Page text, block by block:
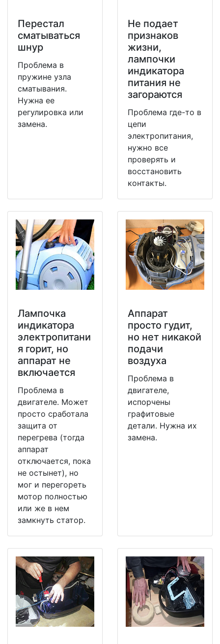
Перестал
сматываться
шнур
Проблема в
пружине узла
сматывания.
Нужна ее
регулировка или
замена.
Не подает
признаков
жизни,
лампочки
индикатора
питания не
загораются
Проблема где-то в
цепи
электропитания,
нужно все
проверять и
восстановить
контакты.
Лампочка
индикатора
электропитани
я горит, но
аппарат не
включается
Проблема в
двигателе. Может
просто сработала
защита от
перегрева (тогда
аппарат
отключается, пока
не остынет), но
мог и перегореть
мотор полностью
или же в нем
замкнуть статор.
Аппарат
просто гудит,
но нет никакой
подачи
воздуха
Проблема в
двигателе,
испорчены
графитовые
детали. Нужна их
замена.